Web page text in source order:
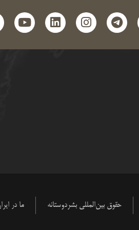
telegram
instagram
linkedin
حقوق بین‌المللی بشردوستانه ما در